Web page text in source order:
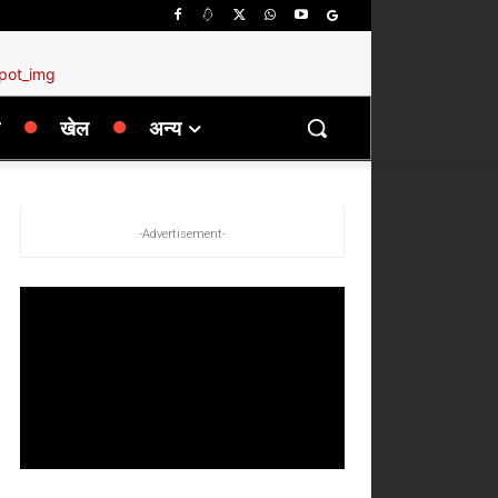
खेल अन्य
-Advertisement-